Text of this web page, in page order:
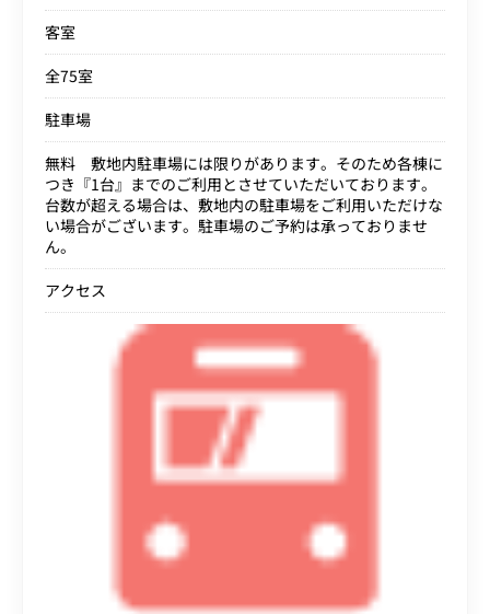
客室
全75室
駐車場
無料 敷地内駐車場には限りがあります。そのため各棟に
つき『1台』までのご利用とさせていただいております。
台数が超える場合は、敷地内の駐車場をご利用いただけな
い場合がございます。駐車場のご予約は承っておりませ
ん。
アクセス